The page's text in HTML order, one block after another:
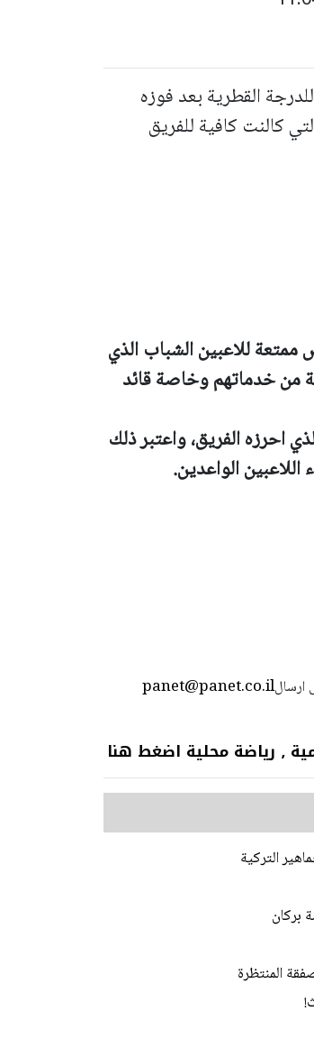
القطرية بعد فوزه
على فريق مكابي اورانيت بالنتيجة 72-58 والتي كالنت كافية للفريق
للاعبين الشباب الذي
من خدماتهم وخاصة قائد
احرزه الفريق، واعتبر ذلك
الواعدين.
panet@panet.co.ilالحقوق الأدبية لسنة 2007، يرجى ارسال
هنا
التركية
بركان
المنتظرة